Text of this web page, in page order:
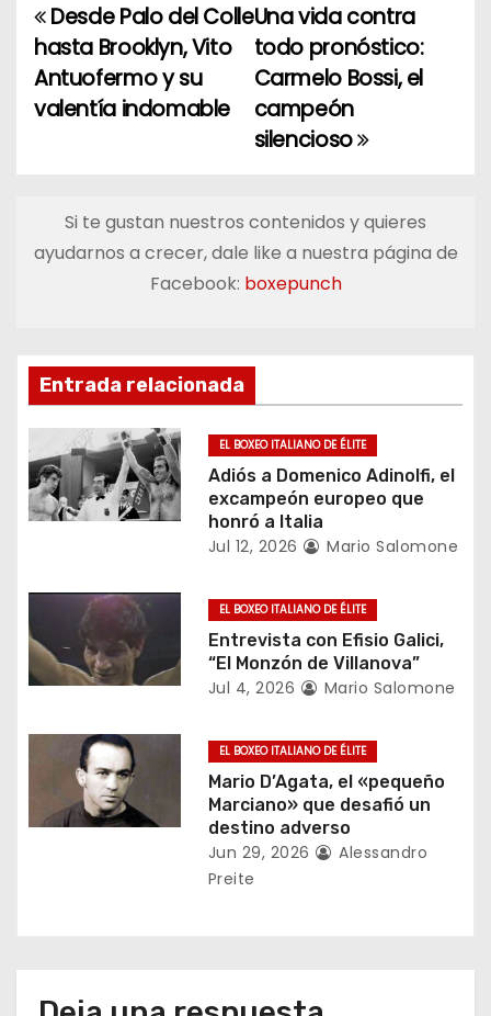
N
a
v
a
ó
n
d
e
t
a
d
Una vida contra
todo pronóstico:
Carmelo Bossi, el
campeón
silencioso
Desde Palo del Colle
hasta Brooklyn, Vito
Antuofermo y su
valentía indomable
Si te gustan nuestros contenidos y quieres
ayudarnos a crecer, dale like a nuestra página de
Facebook: boxepunch
Entrada relacionada
EL BOXEO ITALIANO DE ÉLITE
Adiós a Domenico Adinolfi, el
excampeón europeo que
honró a Italia
Jul 12, 2026 Mario Salomone
EL BOXEO ITALIANO DE ÉLITE
Entrevista con Efisio Galici,
“El Monzón de Villanova”
Jul 4, 2026 Mario Salomone
EL BOXEO ITALIANO DE ÉLITE
Mario D’Agata, el «pequeño
Marciano» que desafió un
destino adverso
Jun 29, 2026
Alessandro
Preite